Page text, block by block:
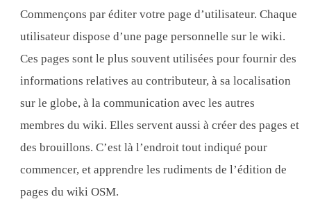
Commençons par éditer votre page d’utilisateur. Chaque
utilisateur dispose d’une page personnelle sur le wiki.
Ces pages sont le plus souvent utilisées pour fournir des
informations relatives au contributeur, à sa localisation
sur le globe, à la communication avec les autres
membres du wiki. Elles servent aussi à créer des pages et
des brouillons. C’est là l’endroit tout indiqué pour
commencer, et apprendre les rudiments de l’édition de
pages du wiki OSM.